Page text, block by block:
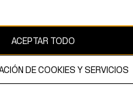
protegido por copyright y es
AB.
ACEPTAR TODO
DE COOKIES Y SERVICIOS